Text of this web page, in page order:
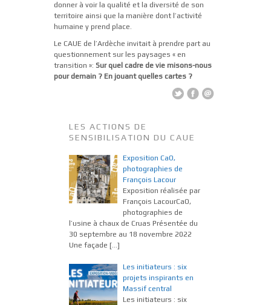
donner à voir la qualité et la diversité de son
territoire ainsi que la manière dont l’activité
humaine y prend place.
Le CAUE de l’Ardèche invitait à prendre part au
questionnement sur les paysages « en
transition »: Sur quel cadre de vie misons-nous
pour demain ? En jouant quelles cartes ?
LES ACTIONS DE
SENSIBILISATION DU CAUE
Exposition CaO,
photographies de
François Lacour
Exposition réalisée par
François LacourCaO,
photographies de
l’usine à chaux de Cruas Présentée du
30 septembre au 18 novembre 2022
Une façade […]
Les initiateurs : six
projets inspirants en
Massif central
Les initiateurs : six